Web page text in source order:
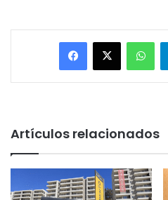
Facebook
X
Artículos relacionados